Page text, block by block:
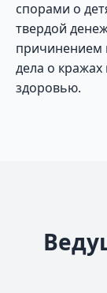
спорами о
твердой
причинением
дела о
здоровью.